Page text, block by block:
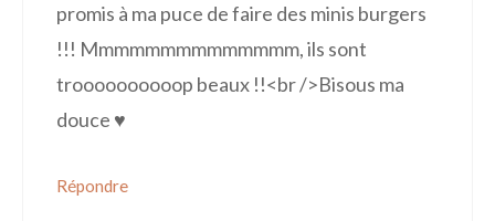
promis à ma puce de faire des minis burgers
!!! Mmmmmmmmmmmmmm, ils sont
troooooooooop beaux !!<br />Bisous ma
douce ♥
Répondre